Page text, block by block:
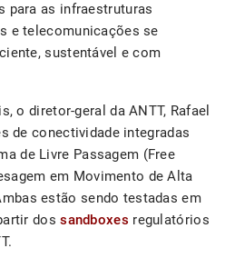
para as infraestruturas
e telecomunicações se
sustentável e com
o diretor-geral da ANTT, Rafael
de conectividade integradas
de Livre Passagem (Free
em Movimento de Alta
estão sendo testadas em
dossandboxes regulatórios